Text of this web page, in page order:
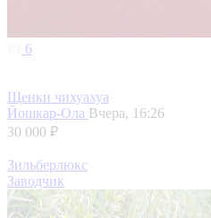
6
Щенки чихуахуа
Йошкар-Ола Вчера, 16:26
30 000 ₽
Зильберлюкс
Заводчик